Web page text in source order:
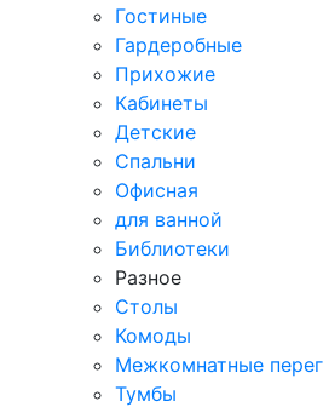
Гостиные
Гардеробные
Прихожие
Кабинеты
Детские
Спальни
Офисная
для ванной
Библиотеки
Разное
Столы
Комоды
Межкомнатные
Тумбы